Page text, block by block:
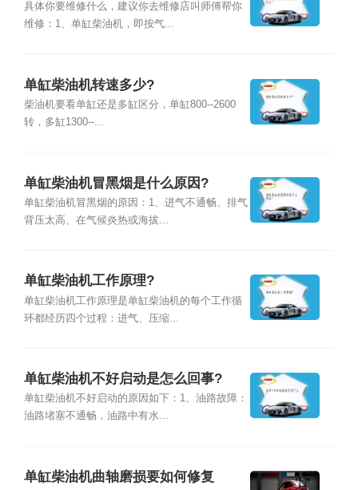
具体你要维修什么，建议你去维修店叫师傅帮你
维修：1、单缸柴油机，即按气...
单缸柴油机转速多少?
柴油机要看单缸还是多缸区分，单缸800--2600
转，多缸1300--...
单缸柴油机冒黑烟是什么原因?
单缸柴油机冒黑烟的原因：1、进气不通畅、排气
背压太高、在气候炎热或海拔...
单缸柴油机工作原理?
单缸柴油机工作原理是单缸柴油机的每个工作循
环都经历四个过程：进气、压缩...
单缸柴油机不好启动是怎么回事?
单缸柴油机不好启动的原因如下：1、油路故障：
油路堵塞不通畅，油路中有水...
单缸柴油机曲轴磨损要如何修复